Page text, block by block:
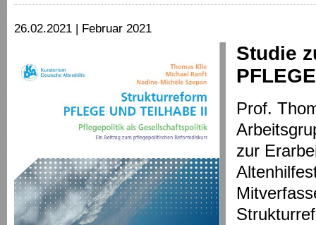
26.02.2021 | Februar 2021
Studie
Prof.
zur